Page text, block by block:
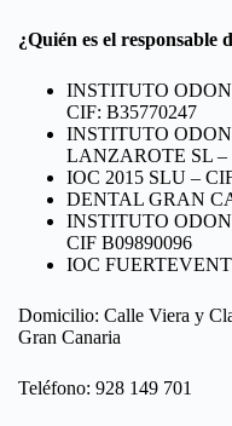
¿Quién es el responsable
INSTITUTO
CIF: B35770247
INSTITUTO
LANZAROTE SL –
IOC 2015 SLU –
DENTAL GRAN
INSTITUTO
CIF B09890096
IOC
Domicilio: Calle Viera y
Gran Canaria
Teléfono: 928 149 701